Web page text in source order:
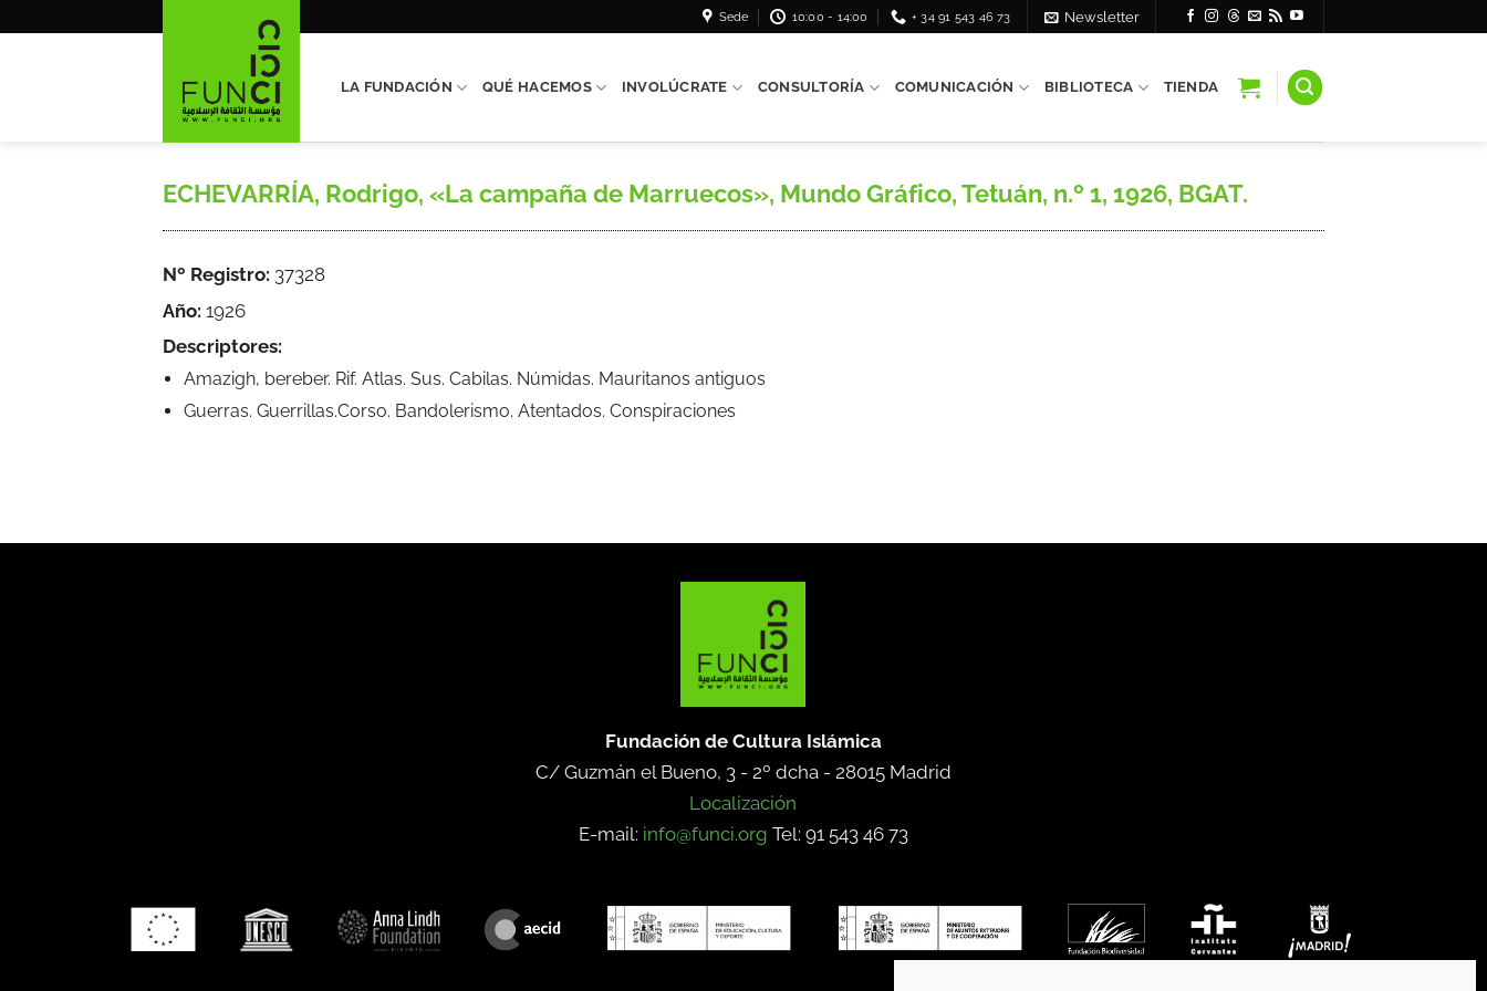
Sede 10:00 - 14:00 + 34 91 543 46 73 Newsletter
LA FUNDACIÓN QUÉ HACEMOS INVOLÚCRATE CONSULTORÍA COMUNICACIÓN BIBLIOTECA TIENDA
ECHEVARRÍA, Rodrigo, «La campaña de Marruecos», Mundo Gráfico, Tetuán, n.º 1, 1926, BGAT.
Nº Registro: 37328
Año: 1926
Descriptores:
Amazigh, bereber. Rif. Atlas. Sus. Cabilas. Númidas. Mauritanos antiguos
Guerras. Guerrillas.Corso. Bandolerismo. Atentados. Conspiraciones
Fundación de Cultura Islámica
C/ Guzmán el Bueno, 3 - 2º dcha - 28015 Madrid
Localización
E-mail: info@funci.org Tel: 91 543 46 73